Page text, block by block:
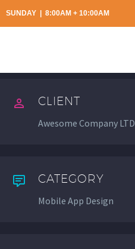
SUNDAY | 8:00AM + 10:00AM
CLIENT
Awesome Company LTD
CATEGORY
Mobile App Design